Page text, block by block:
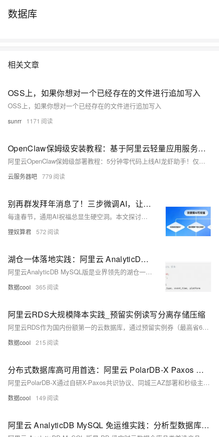
数据库
相关文章
OSS上，如果你想对一个已经存在的文件进行追加写入
OSS上，如果你想对一个已经存在的文件进行追加写入
sunrr 1171
OpenClaw保姆级安装教程：基于阿里云轻量应用服务器5分钟成功部署！新手0代码部署AI龙虾助手
阿里云OpenClaw保姆级部署教程：5分钟零代码上线AI龙虾助手！仅需3步——选OpenClaw镜像轻量服务器（38元/年）、配百炼API Key（Lite版7.9元首月）、接入微信/QQ/钉钉/飞书等多平台。24小时自动值守，安全省电又省钱！官方部署：https://t.aliyun.com/U/McEnoK
云服务器吧 779
别再群发拜年消息了！三步微调AI，让它学会你的“独家语气”
每逢春节，通用AI祝福总显生硬空洞。本文探讨如何通过微调（LoRA），将“人情世故”转化为结构化数据（称呼/关系/细节/风格等），让AI真正学会你的语气与记忆，生成有温度、带梗、专属的个性化祝福——技术不是替代表达，而是帮你把来不及说的情意，说得恰到好处。（239字）
狸奴算君 572
湖仓一体落地实践：阿里云 AnalyticDB MySQL + Hudi/Iceberg 最佳架构方案
阿里云AnalyticDB MySQL版是业界领先的湖仓一体数据平台，原生支持Hudi/Iceberg，内置Serverless Spark，实现零ETL、毫秒级写入、亚秒级查询与自动冷热分层，统一MySQL语法，成本降低40%~60%，助力企业构建高性价比实时数据架构。
数据cool 365
阿里云RDS大规模降本实践_预留实例读写分离存储压缩
阿里云RDS作为国内份额第一的云数据库，通过预留实例券（最高省60%）、读写分离、X-Engine透明压缩（3–5倍）、OSS备份归档（降本80%）、Serverless弹性计费及CloudDBA智能巡检六大杠杆，助力大规模客户实现50%–65%账单下降，性能不打折。
数据cool 215
分布式数据库高可用首选：阿里云 PolarDB-X Paxos 多副本架构详解
阿里云PolarDB-X通过自研X-Paxos共识协议、同城三AZ部署和秒级主备切换，实现RPO=0、RTO&lt;8秒、SLA 99.99%的金融级高可用，兼顾强一致与高性能，已通过双十一万亿级流量验证。
数据cool 149
阿里云 AnalyticDB MySQL 免运维实践：分析型数据库不需要专人运维